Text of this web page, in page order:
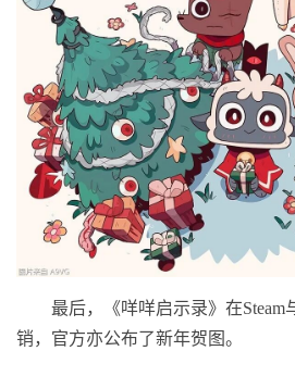
最后，《咩咩启示录》在Steam
销，官方亦公布了新年贺图。